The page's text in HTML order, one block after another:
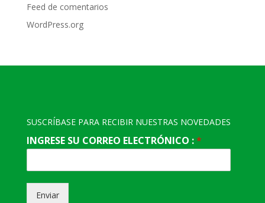
Feed de comentarios
WordPress.org
SUSCRÍBASE PARA RECIBIR NUESTRAS NOVEDADES
INGRESE SU CORREO ELECTRÓNICO :*
Enviar